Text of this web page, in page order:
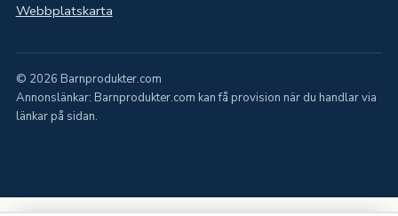
Webbplatskarta
© 2026 Barnprodukter.com
Annonslänkar: Barnprodukter.com kan få provision när du handlar via
länkar på sidan.